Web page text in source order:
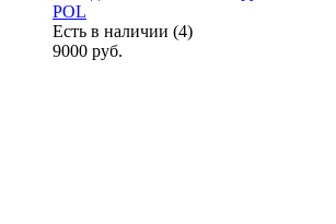
POL
Есть в наличии (4)
9000 руб.